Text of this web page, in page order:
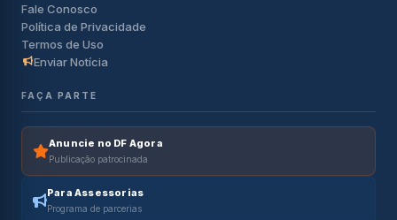
Fale Conosco
Política de Privacidade
Termos de Uso
Enviar Notícia
FAÇA PARTE
Anuncie no DF Agora
Publicação patrocinada
Para Assessorias
Programa de parcerias